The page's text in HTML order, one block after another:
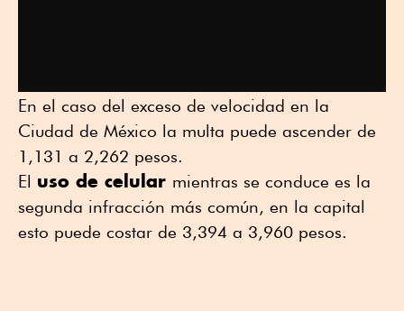
En el caso del exceso de velocidad en la
Ciudad de México la multa puede ascender de
1,131 a 2,262 pesos.
El uso de celular mientras se conduce es la
segunda infracción más común, en la capital
esto puede costar de 3,394 a 3,960 pesos.